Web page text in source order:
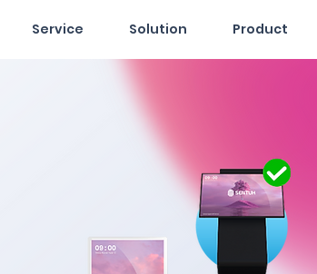
Service Solution Product